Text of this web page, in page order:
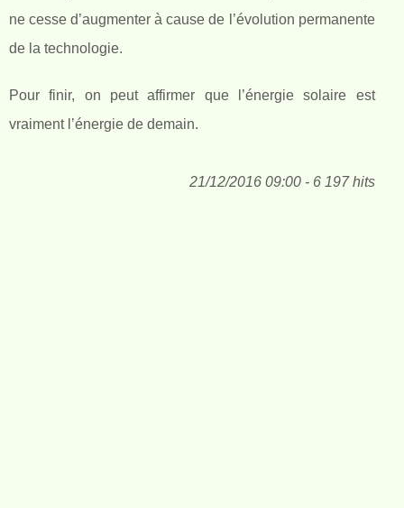
ne cesse d’augmenter à cause de l’évolution permanente
de la technologie.
Pour finir, on peut affirmer que l’énergie solaire est
vraiment l’énergie de demain.
21/12/2016 09:00 - 6 197 hits